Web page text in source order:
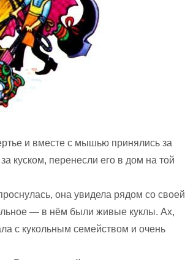
и вместе с мышью принялись за
куском, перенесли его в дом на той
она увидела рядом со своей
— в нём были живые куклы. Ах,
с кукольным семейством и очень